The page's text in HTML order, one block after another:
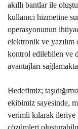
akıllı bantlar ile
kullanıcı hizmetine
operasyonunun
elektronik ve
kontrol edilebilen ve
avantajları
Hedefimiz;
ekibimiz sayesinde,
verimli kılarak ileriye
çözümleri